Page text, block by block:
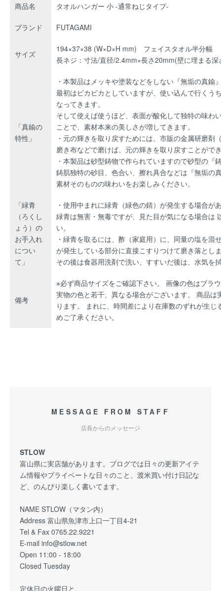
商品名 タオルハンガー 小 -通常ねじタイプ-
ブランド FUTAGAMI
サイズ
194×37×38 (W×D×H mm) フェイスタオル半分幅
長ネジ：寸法/直径/2.4mm×長さ20mm(壁に埋まる
「真鍮の
特性」
・本製品はメッキや塗装などをしない『無垢の真鍮
最初はピカピカとしていますが、使い込んで行くう
なってきます。
そして使えば使うほど、表面が酸化して独特の味わ
ことで、素材本来の美しさが増してきます。
・元の輝きを取り戻すためには、市販の金属研磨剤
磨き布などで磨けば、元の輝きを取り戻すことがで
・本製品は砂型鋳物で作られていますので砂型の『
鋳肌独特の砂目、色合い、擦れ具合などは『無垢の
素材そのものの味わいをお楽しみください。
「緑青
（ろくし
ょう）の
お手入れ
につい
て」
・使用中まれに緑青（緑色の錆）が発生する場合が
緑青は無害・無毒ですが、見た目が気になる場合は
い。
・緑青を取るには、酢（家庭用）に、同量の塩を混
が発生している部分に直接こすりつけて磨き落とし
その後は食器用洗剤で洗い、すすいだ後は、水気を
備考
※必ず商品サイズをご確認下さい。 画像の色はブラ
実物の色と若干、異なる場合がございます。 商品は
ります。 まれに、時間差により在庫数のずれが生
めご了承ください。
MESSAGE FROM STAFF
店長からのメッセージ
STLOW
富山県に実店舗があります。ブログでは日々の更新アイテ
ム情報やプライベートな日々のこと、渡米買い付け日記な
ど、のんびり楽しく書いてます。
NAME STLOW（マタン内）
Address 富山県魚津市上口一丁目4-21
Tel & Fax 0765.22.9221
E-mail info@stlow.net
Open 11:00 - 18:00
Closed Tuesday
定休日の火曜日と、